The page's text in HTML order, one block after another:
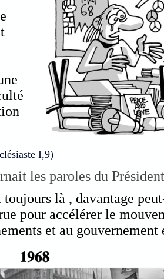
I,9)
les paroles du
là , davantage
pour accélérer le
et au gouvernement